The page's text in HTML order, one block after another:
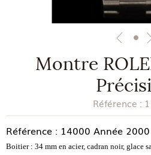
Montre
Référence :
Référence : 14000 Année 2000
Boitier : 34 mm en acier, cadran noir, glace